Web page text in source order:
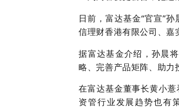
日前，富达基金“官宣”
信理财香港有限公司、嘉
据富达基金介绍，孙晨
略、完善产品矩阵、助力
在富达基金董事长黄小
资管行业发展趋势也有